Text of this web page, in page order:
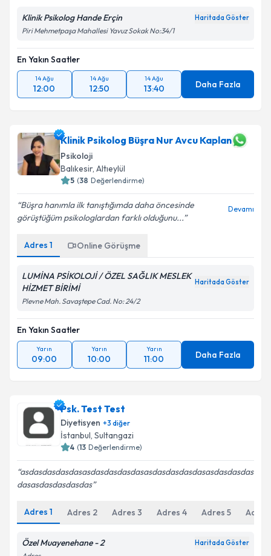
Klinik Psikolog Hande Erçin
Piri Mehmetpaşa Mahallesi Yavuz Sokak No:34/1
En Yakın Saatler
14 Ağu
12:00
14 Ağu
12:50
14 Ağu
13:40 Daha Fazla
Klinik Psikolog Büşra Nur Avcu Kaplan
Psikoloji
Balıkesir,Altıeylül
( Değerlendirme)
Büşra hanımla ilk tanıştığımda daha öncesinde
görüştüğüm psikologlardan farklı olduğunu...
Adres 1 Online Görüşme
LUMİNA PSİKOLOJİ / ÖZEL SAĞLIK MESLEK
HİZMET BİRİMİ
Plevne Mah. Savaştepe Cad. No: 24/2
En Yakın Saatler
Yarın
09:00
Yarın
10:00
Yarın
11:00 Daha Fazla
Psk. Test Test
Diyetisyen diğer
İstanbul, Sultangazi
( Değerlendirme)
asdasdasdasdasasdasdasdasdasasdasdasdasdasasdasdasdas
dasasdasdasdasdas
Adres 1 Adres 2 Adres 3 Adres 4 Adres 5 Adres
Özel Muayenehane - 2